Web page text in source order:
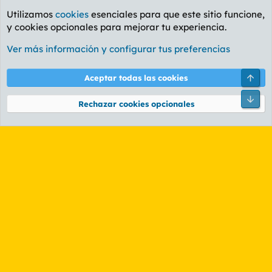
Foro General
Cookies
PL OLDSTYLE AMARILLO
Términos y reglas Política de privacidad Ayuda
Community platform by XenForo® © 2010-2026 XenForo Ltd.
Utilizamos cookies esenciales para que este sitio funcione,
y cookies opcionales para mejorar tu experiencia.
Ver más información y configurar tus preferencias
Aceptar todas las cookies
Rechazar cookies opcionales
Pie